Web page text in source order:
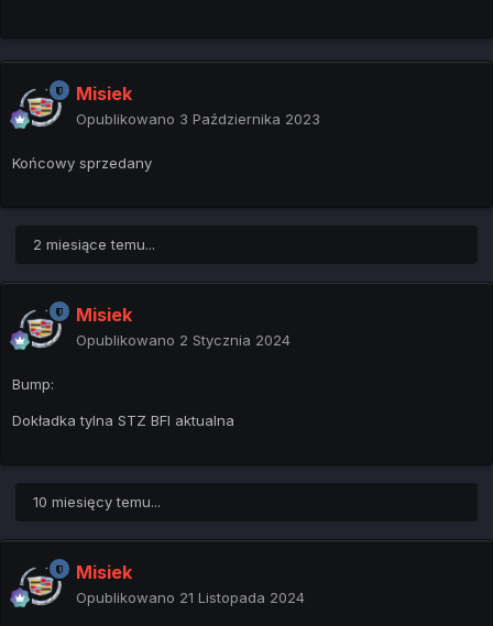
Misiek
Opublikowano 3 Października 2023
Końcowy sprzedany
2 miesiące temu...
Misiek
Opublikowano 2 Stycznia 2024
Bump:
Dokładka tylna STZ BFl aktualna
10 miesięcy temu...
Misiek
Opublikowano 21 Listopada 2024